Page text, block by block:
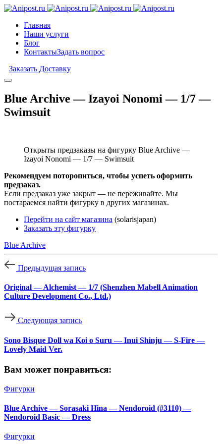
Главная
Наши услуги
Блог
КонтактыЗадать вопрос
Заказать Доставку
Blue Archive — Izayoi Nonomi — 1/7 —
Swimsuit
Открыты предзаказы на фигурку Blue Archive —
Izayoi Nonomi — 1/7 — Swimsuit
Рекомендуем поторопиться, чтобы успеть оформить
предзаказ.
Если предзаказ уже закрыт — не переживайте. Мы
постараемся найти фигурку в других магазинах.
Перейти на сайт магазина (solarisjapan)
Заказать эту фигурку
Blue Archive
Предыдущая запись
Original — Alchemist — 1/7 (Shenzhen Mabell Animation
Culture Development Co., Ltd.)
Следующая запись
Sono Bisque Doll wa Koi o Suru — Inui Shinju — S-Fire —
Lovely Maid Ver.
Вам может понравиться:
Фигурки
Blue Archive — Sorasaki Hina — Nendoroid (#3110) —
Nendoroid Basic — Dress
Фигурки